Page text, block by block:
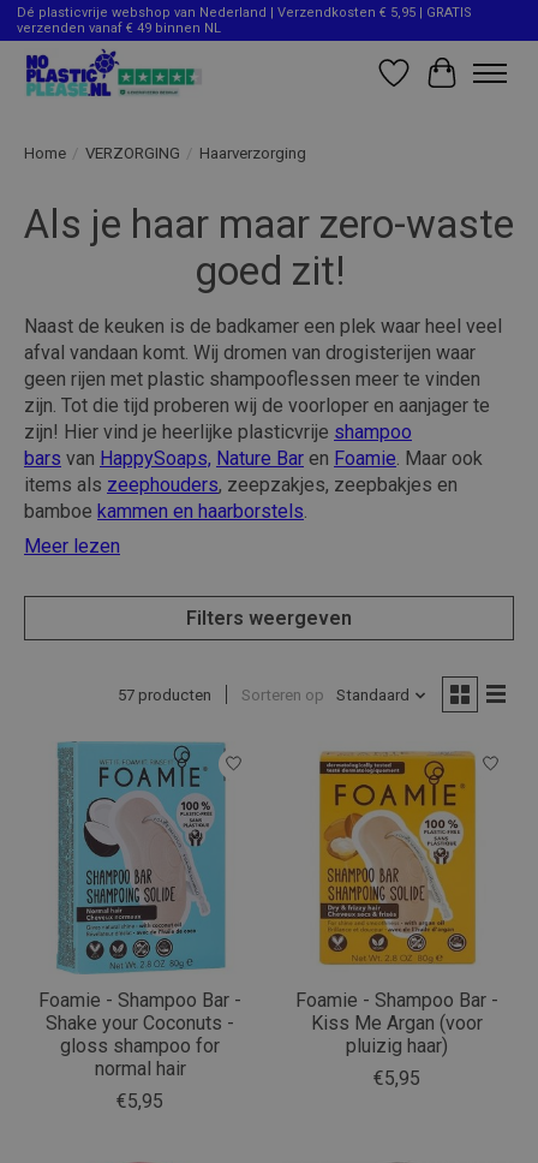
Dé plasticvrije webshop van Nederland | Verzendkosten € 5,95 | GRATIS
verzenden vanaf € 49 binnen NL
Verlanglijst
Home / VERZORGING / Haarverzorging
Als je haar maar zero-waste
goed zit!
Naast de keuken is de badkamer een plek waar heel veel
afval vandaan komt. Wij dromen van drogisterijen waar
geen rijen met plastic shampooflessen meer te vinden
zijn. Tot die tijd proberen wij de voorloper en aanjager te
zijn! Hier vind je heerlijke plasticvrije shampoo
bars van HappySoaps, Nature Bar en Foamie . Maar ook
items als zeephouders, zeepzakjes, zeepbakjes en
bamboe kammen en haarborstels
Meer lezen
Filters weergeven
57 producten Sorteren op Standaard
Foamie - Shampoo Bar -
Shake your Coconuts -
gloss shampoo for
normal hair
€5,95
Foamie - Shampoo Bar -
Kiss Me Argan (voor
pluizig haar)
€5,95